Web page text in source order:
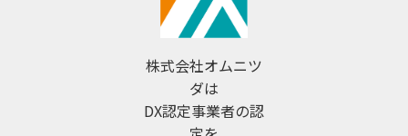
株式会社オムニツ
ダは
DX認定事業者の認